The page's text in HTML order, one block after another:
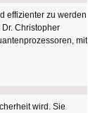
effizienter zu werden
Christopher
mit
wird. Sie